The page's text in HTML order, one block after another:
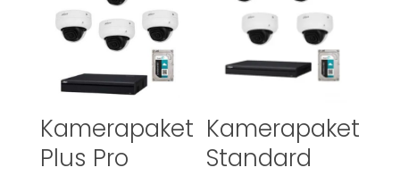
Kamerapaket
Plus Pro
Kamerapaket
Standard